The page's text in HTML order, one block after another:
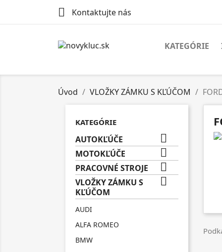
 Kontaktujte nás
KATEGÓRIE
Úvod VLOŽKY ZÁMKU S KĽÚČOM
KATEGÓRIE
AUTOKĽÚČE 
MOTOKĽÚČE 
PRACOVNÉ STROJE 
VLOŽKY ZÁMKU S
KĽÚČOM

AUDI
ALFA ROMEO
BMW